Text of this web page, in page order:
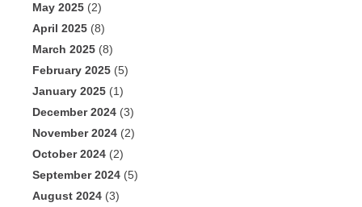
May 2025 (2)
April 2025 (8)
March 2025 (8)
February 2025 (5)
January 2025 (1)
December 2024 (3)
November 2024 (2)
October 2024 (2)
September 2024 (5)
August 2024 (3)